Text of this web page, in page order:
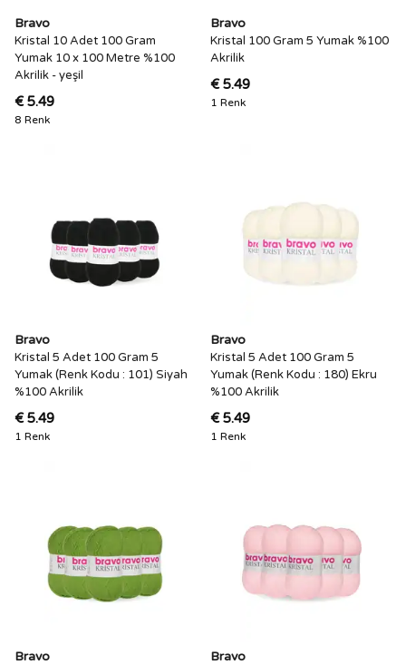
Bravo
Kristal 10 Adet 100 Gram
Yumak 10 x 100 Metre %100
Akrilik - yeşil
€ 5.49
8 Renk
Bravo
Kristal 100 Gram 5 Yumak %100
Akrilik
€ 5.49
1 Renk
Bravo
Kristal 5 Adet 100 Gram 5
Yumak (Renk Kodu : 101) Siyah
%100 Akrilik
€ 5.49
1 Renk
Bravo
Kristal 5 Adet 100 Gram 5
Yumak (Renk Kodu : 180) Ekru
%100 Akrilik
€ 5.49
1 Renk
Bravo Bravo